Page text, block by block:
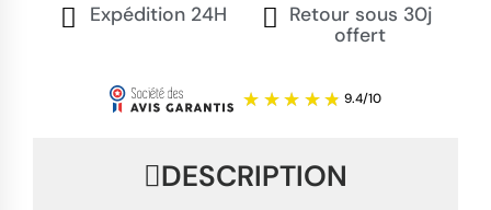
Expédition 24H
Retour sous 30j
offert
DESCRIPTION